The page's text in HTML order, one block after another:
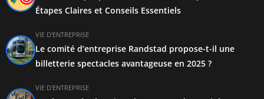
Étapes Claires et Conseils Essentiels
VIE D'ENTREPRISE
Le comité d’entreprise Randstad propose-t-il une
billetterie spectacles avantageuse en 2025 ?
VIE D'ENTREPRISE